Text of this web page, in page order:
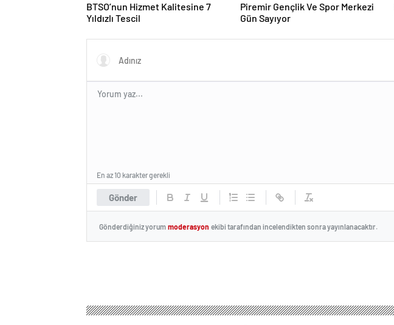
BTSO’nun Hizmet Kalitesine 7
Yıldızlı Tescil
Piremir Gençlik Ve Spor Merkezi
Gün Sayıyor
Gönder
En az 10 karakter gerekli
Gönderdiğiniz yorum moderasyon ekibi tarafından incelendikten sonra yayınlanacaktır.